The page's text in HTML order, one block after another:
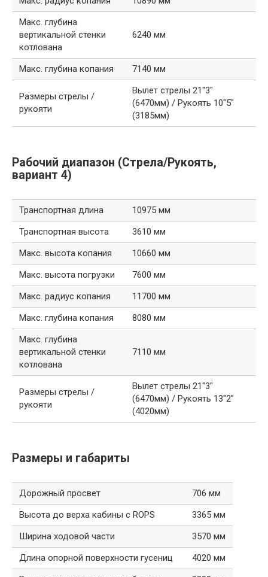
Макс. глубина
вертикальной стенки
котлована
6240 мм
Макс. глубина копания 7140 мм
Размеры стрелы /
рукояти
Вылет стрелы 21″3″
(6470мм) / Рукоять 10″5″
(3185мм)
Рабочий диапазон (Стрела/Рукоять,
вариант 4)
Транспортная длина
10975 мм
Транспортная высота
3610 мм
Макс. высота копания
10660 мм
Макс. высота погрузки
7600 мм
Макс. радиус копания
11700 мм
Макс. глубина копания
8080 мм
Макс. глубина
вертикальной стенки
котлована
7110 мм
Размеры стрелы /
рукояти
Вылет стрелы 21″3″
(6470мм) / Рукоять 13″2″
(4020мм)
Размеры и габариты
Дорожный просвет
706 мм
Высота до верха кабины с ROPS
3365 мм
Ширина ходовой части
3570 мм
Длина опорной поверхности гусениц
4020 мм